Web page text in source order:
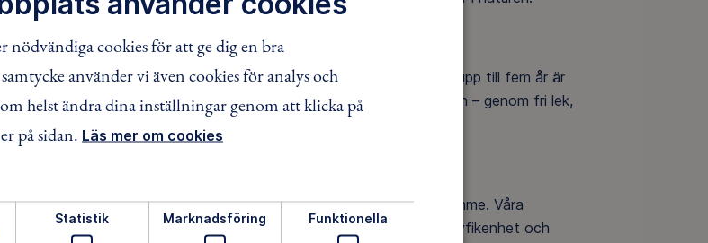
för att må bra. Folkhälsomyndigheten rekommenderar att barn upp till fem år är
per dag. I våra verksamheter blir rörelse en naturlig del av dagen – genom fri lek,
utfärder där barnen successivt bygger upp sin kondition.
fantasi, samarbete och problemlösning. Därför ger vi den stort utrymme. Våra
allt från klättring och spring till lugnare upptäcktsfärder som väcker nyfikenhet och
nödvändiga cookies för att ge dig en bra
använder vi även cookies för analys och
helst ändra dina inställningar genom att klicka på
på sidan. Läs mer om cookies
Statistik Marknadsföring Funktionella